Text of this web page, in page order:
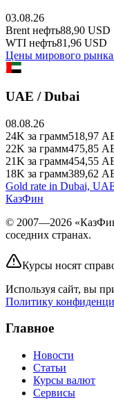
03.08.26
Brent нефть88,90 USD
WTI нефть81,96 USD
Цены мирового
UAE / Dubai
08.08.26
24K за грамм518,97
22K за грамм475,85
21K за грамм454,55
18K за грамм389,62
Gold rate in Dubai,
КазФин
© 2007—2026
соседних странах.
Курсы носят
Используя сайт, вы
Политику
Главное
Новости
Статьи
Курсы валют
Сервисы